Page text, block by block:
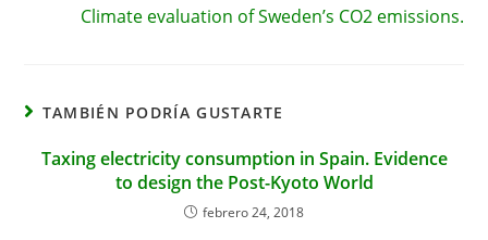
Climate evaluation of Sweden’s CO2 emissions.
TAMBIÉN PODRÍA GUSTARTE
Taxing electricity consumption in Spain. Evidence
to design the Post-Kyoto World
febrero 24, 2018